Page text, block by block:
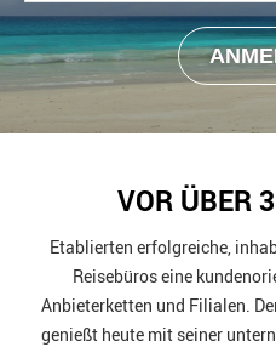
VOR ÜBER
Etablierten erfolgreiche,
Reisebüros eine
Anbieterketten und Filialen.
genießt heute mit seiner